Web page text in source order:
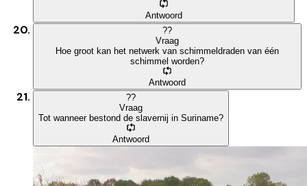
Antwoord
??
Vraag
Hoe groot kan het netwerk van schimmeldraden van één
schimmel worden?
Antwoord
??
Vraag
Tot wanneer bestond de slavernij in Suriname?
Antwoord